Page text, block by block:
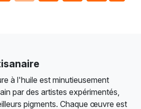
à l'huile est minutieusement
par des artistes expérimentés,
pigments. Chaque œuvre est